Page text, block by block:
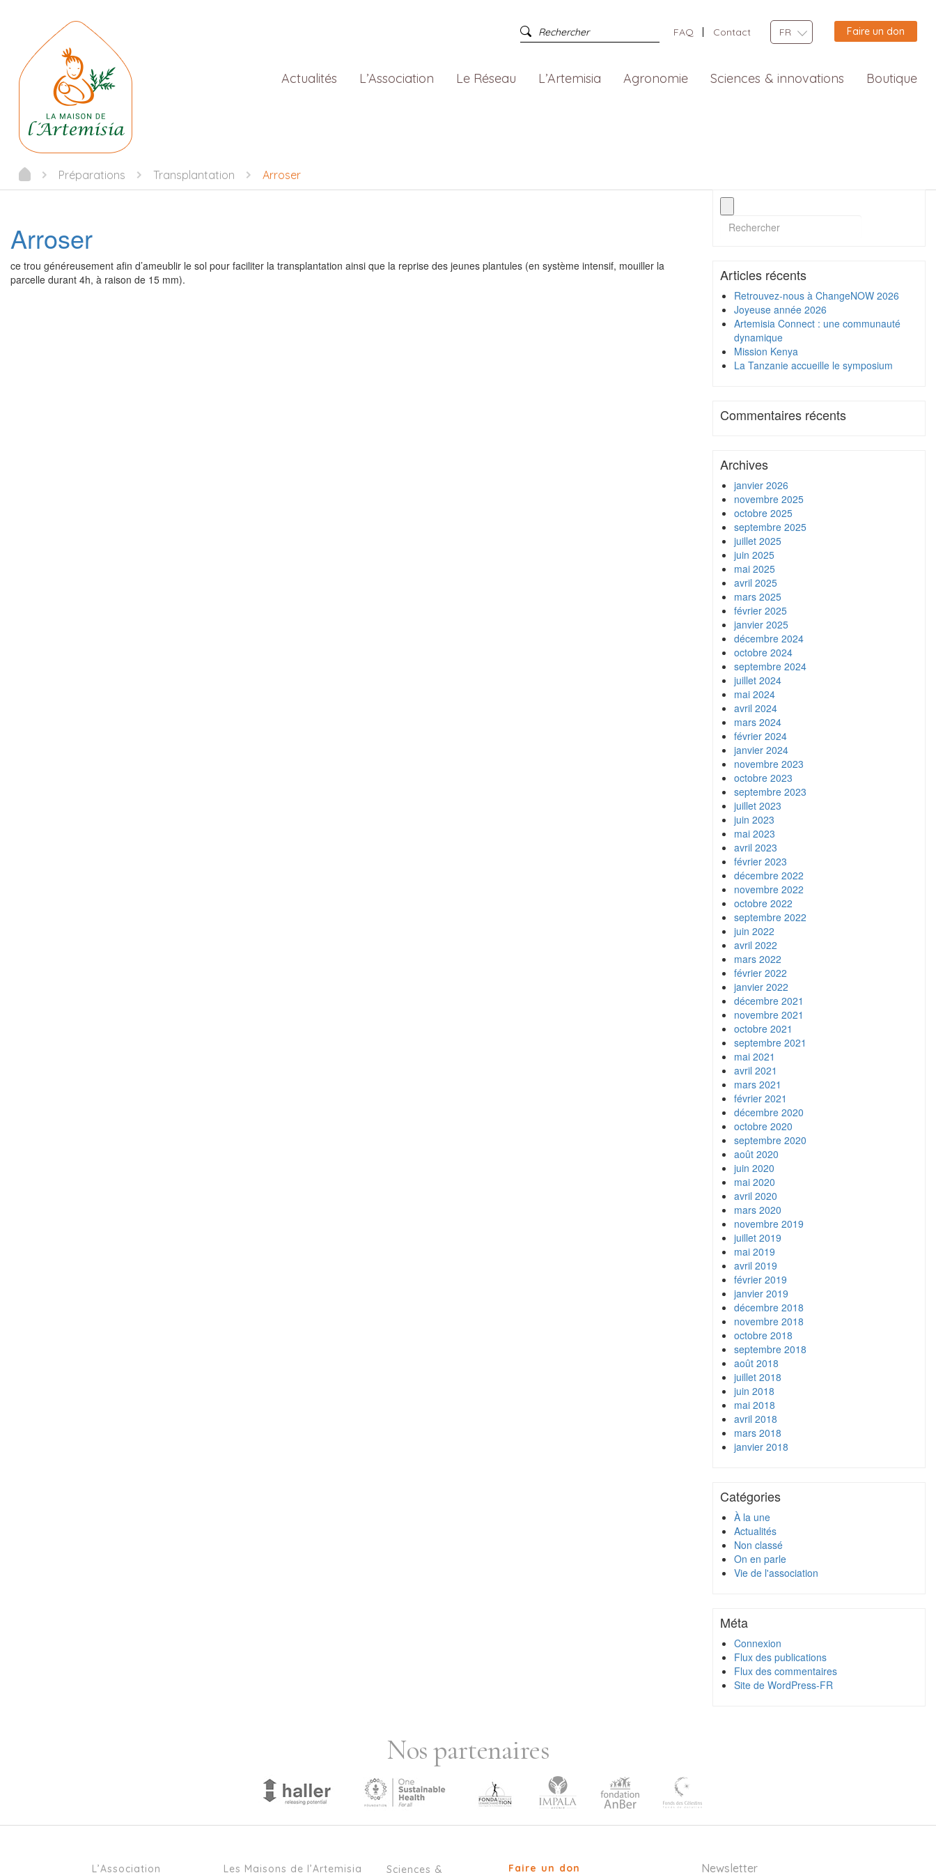
FAQ Contact FR Faire un don
Actualités L’Association Le Réseau L’Artemisia Agronomie Sciences & innovations Boutique
Préparations Transplantation Arroser
Arroser
ce trou généreusement afin d’ameublir le sol pour faciliter la transplantation ainsi que la reprise des jeunes plantules (en système intensif, mouiller la
parcelle durant 4h, à raison de 15 mm).
Articles récents
Retrouvez-nous à ChangeNOW 2026
Joyeuse année 2026
Artemisia Connect : une communauté
dynamique
Mission Kenya
La Tanzanie accueille le symposium
Commentaires récents
Archives
janvier 2026
novembre 2025
octobre 2025
septembre 2025
juillet 2025
juin 2025
mai 2025
avril 2025
mars 2025
février 2025
janvier 2025
décembre 2024
octobre 2024
septembre 2024
juillet 2024
mai 2024
avril 2024
mars 2024
février 2024
janvier 2024
novembre 2023
octobre 2023
septembre 2023
juillet 2023
juin 2023
mai 2023
avril 2023
février 2023
décembre 2022
novembre 2022
octobre 2022
septembre 2022
juin 2022
avril 2022
mars 2022
février 2022
janvier 2022
décembre 2021
novembre 2021
octobre 2021
septembre 2021
mai 2021
avril 2021
mars 2021
février 2021
décembre 2020
octobre 2020
septembre 2020
août 2020
juin 2020
mai 2020
avril 2020
mars 2020
novembre 2019
juillet 2019
mai 2019
avril 2019
février 2019
janvier 2019
décembre 2018
novembre 2018
octobre 2018
septembre 2018
août 2018
juillet 2018
juin 2018
mai 2018
avril 2018
mars 2018
janvier 2018
Catégories
À la une
Actualités
Non classé
On en parle
Vie de l'association
Méta
Connexion
Flux des publications
Flux des commentaires
Site de WordPress-FR
Nos partenaires
L’Association Les Maisons de l’Artemisia Sciences & Faire un don Newsletter